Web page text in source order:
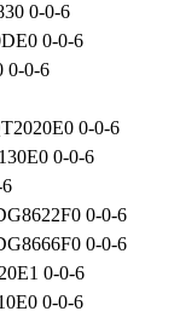
0-0-6
0-0-6
0-0-6
0-0-6
0-0-6
0-0-6
0-0-6
0-0-6
0-0-6